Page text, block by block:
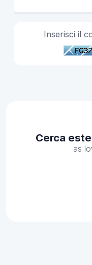
Inserisci il
Cerca
as